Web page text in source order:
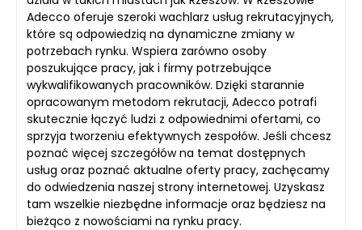
Adecco oferuje szeroki wachlarz usług rekrutacyjnych,
które są odpowiedzią na dynamiczne zmiany w
potrzebach rynku. Wspiera zarówno osoby
poszukujące pracy, jak i firmy potrzebujące
wykwalifikowanych pracowników. Dzięki starannie
opracowanym metodom rekrutacji, Adecco potrafi
skutecznie łączyć ludzi z odpowiednimi ofertami, co
sprzyja tworzeniu efektywnych zespołów. Jeśli chcesz
poznać więcej szczegółów na temat dostępnych
usług oraz poznać aktualne oferty pracy, zachęcamy
do odwiedzenia naszej strony internetowej. Uzyskasz
tam wszelkie niezbędne informacje oraz będziesz na
bieżąco z nowościami na rynku pracy.